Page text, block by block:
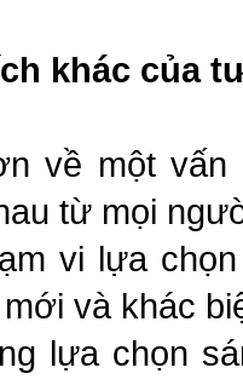
khác của
về một
từ mọi
vi lựa
và khác
lựa chọn